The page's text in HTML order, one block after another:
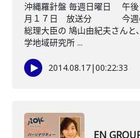
沖縄羅針盤 毎週日曜日 午
月１７日 放送分 今週の
総理大臣の 鳩山由紀夫さん
学地域研究所 ...
2014.08.17|00:22:33
EN